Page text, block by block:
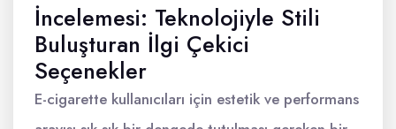
İncelemesi: Teknolojiyle Stili
Buluşturan İlgi Çekici
Seçenekler
E-cigarette kullanıcıları için estetik ve performans